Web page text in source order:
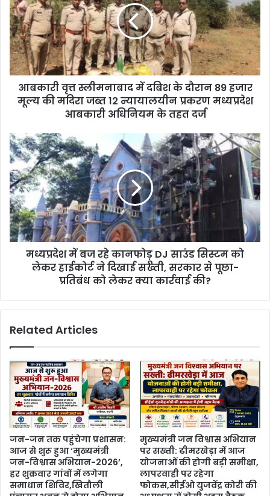
m
a
i
l
a
d
s
आबकारी वृत्त स्लीमनाबाद में दबिश के दौरान 89 हजार
मूल्य की मदिरा जब्त 12 न्यायालयीन प्रकरण मध्यप्रदेश
आबकारी अधिनियम के तहत दर्ज
मध्यप्रदेश में बज रहे कानफोड़ू DJ साउंड सिस्टम को
लेकर हाईकोर्ट ने दिखाई सख्ती, सरकार से पूछा-
प्रतिबंध को लेकर क्या कार्रवाई की?
Related Articles
जन-जन तक पहुंचेगा प्रशासन:
आज से शुरू हुआ ‘मुख्यमंत्री
जन-विश्वास अभियान-2026’,
हर शुक्रवार गांवों में लगेगा
समाधान शिविर,खितौली
मुख्यमंत्री जन विश्वास अभियान
पर सख्ती: ढीमरखेड़ा में आज
योजनाओं की होगी बड़ी समीक्षा,
लापरवाही पर रहेगा
फोकस,सीईओ युजवेंद्र कोरी की